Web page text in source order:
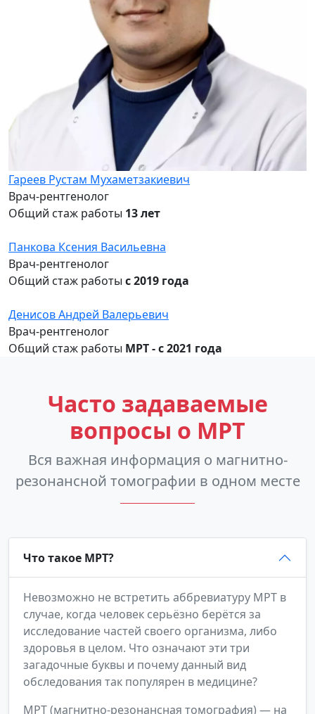
Гареев Рустам Мухаметзакиевич
Врач-рентгенолог
Общий стаж работы 13 лет
Панкова Ксения Васильевна
Врач-рентгенолог
Общий стаж работы с 2019 года
Денисов Андрей Валерьевич
Врач-рентгенолог
Общий стаж работы МРТ - с 2021 года
Часто задаваемые
вопросы о МРТ
Вся важная информация о магнитно-
резонансной томографии в одном месте
Что такое МРТ?
Невозможно не встретить аббревиатуру МРТ в
случае, когда человек серьёзно берётся за
исследование частей своего организма, либо
здоровья в целом. Что означают эти три
загадочные буквы и почему данный вид
обследования так популярен в медицине?
МРТ (магнитно-резонансная томография) — на